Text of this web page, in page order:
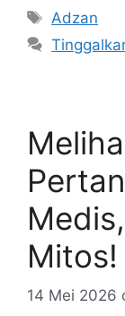
Tag
Adzan
Mitos!
14 Mei 2026